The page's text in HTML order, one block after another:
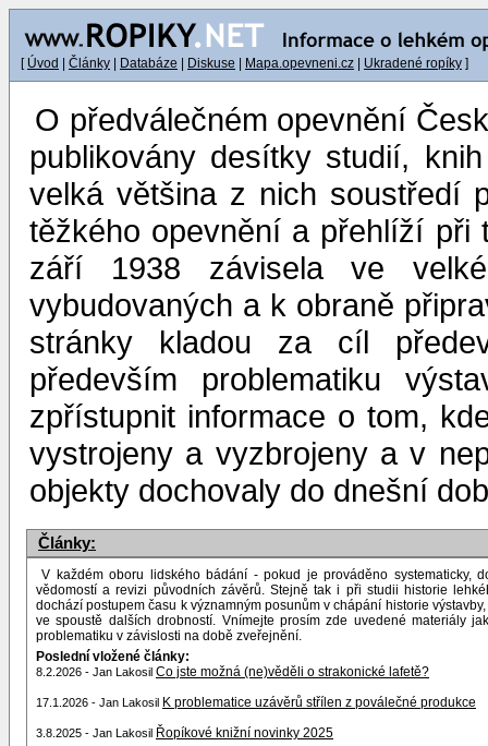
[ Úvod Články Databáze Diskuse Mapa.opevneni.cz Ukradené ropíky ]
O předválečném opevnění
publikovány desítky studií,
velká většina z nich soustředí
těžkého opevnění a přehlíží
září 1938 závisela ve
vybudovaných a k obraně
stránky kladou za cíl
především problematiku
zpřístupnit informace o tom,
vystrojeny a vyzbrojeny a v
objekty dochovaly do dnešní
Články:
V každém oboru lidského bádání - pokud je prováděno systematicky,
vědomostí a revizi původních závěrů. Stejně tak i při studii historie
dochází postupem času k významným posunům v chápání historie
ve spoustě dalších drobností. Vnímejte prosím zde uvedené materiály
problematiku v závislosti na době zveřejnění.
Poslední vložené články:
8.2.2026 - Jan Lakosil Co jste možná (ne)věděli o strakonické lafetě?
17.1.2026 - Jan Lakosil K problematice uzávěrů střílen z poválečné produkce
3.8.2025 - Jan Lakosil Řopíkové knižní novinky 2025